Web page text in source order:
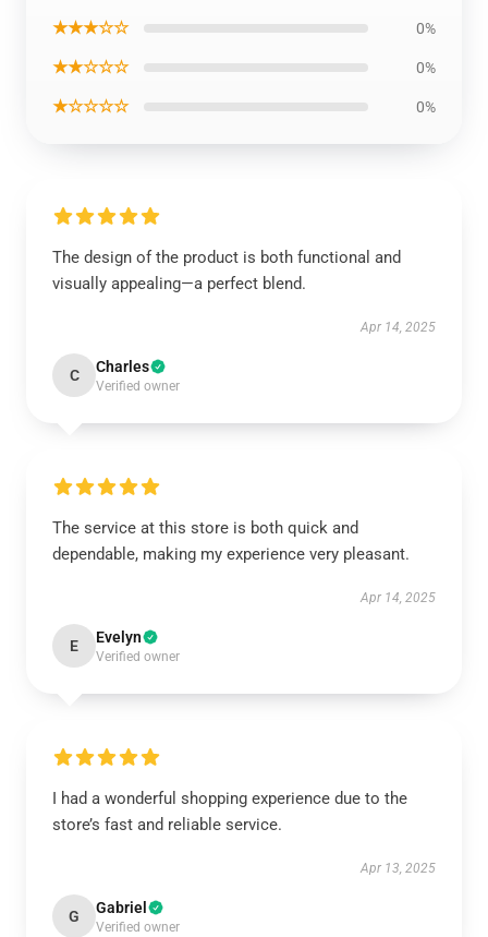
★★★☆☆ 0%
★★☆☆☆ 0%
★☆☆☆☆ 0%
The design of the product is both functional and
visually appealing—a perfect blend.
Apr 14, 2025
C Charles
Verified owner
The service at this store is both quick and
dependable, making my experience very pleasant.
Apr 14, 2025
E Evelyn
Verified owner
I had a wonderful shopping experience due to the
store’s fast and reliable service.
Apr 13, 2025
G Gabriel
Verified owner